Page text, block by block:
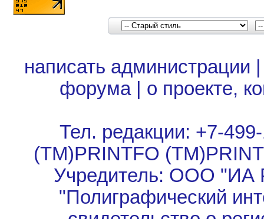
написать администрации
форума| о проекте,
Тел. редакции: +7-
(TM)PRINTFO
Учредитель: ООО "ИА
"Полиграфический